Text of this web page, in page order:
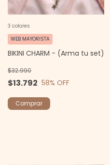
BIKINI CHARM - (Arma tu set)
$13.792
$32.990
58% OFF
WEB MAYORISTA
3 colores
Comprar